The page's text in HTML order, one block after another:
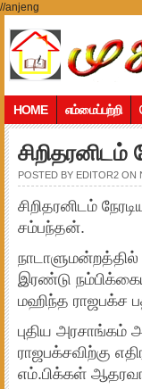
//anjeng
HOME எம்மைப்பற்றி
POSTED BY EDITOR2 ON
சிறிதரனிடம்
சம்பந்தன்.
இரண்டு
மஹிந்த ராஜபக்ச
புதிய அரசாங்கம்
ராஜபக்சவிற்கு
எம்.பிக்கள்